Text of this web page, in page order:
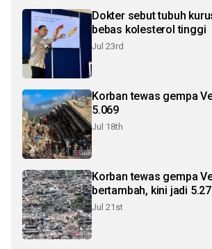
Dokter sebut tubuh
bebas kolesterol tinggi
Jul 23rd
Korban tewas gempa
5.069
Jul 18th
Korban tewas gempa
bertambah, kini jadi
Jul 21st